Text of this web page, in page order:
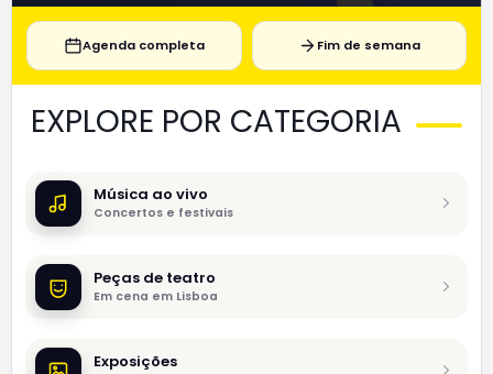
Agenda completa Fim de semana
EXPLORE POR CATEGORIA
Música ao vivo
Concertos e festivais
Peças de teatro
Em cena em Lisboa
Exposições